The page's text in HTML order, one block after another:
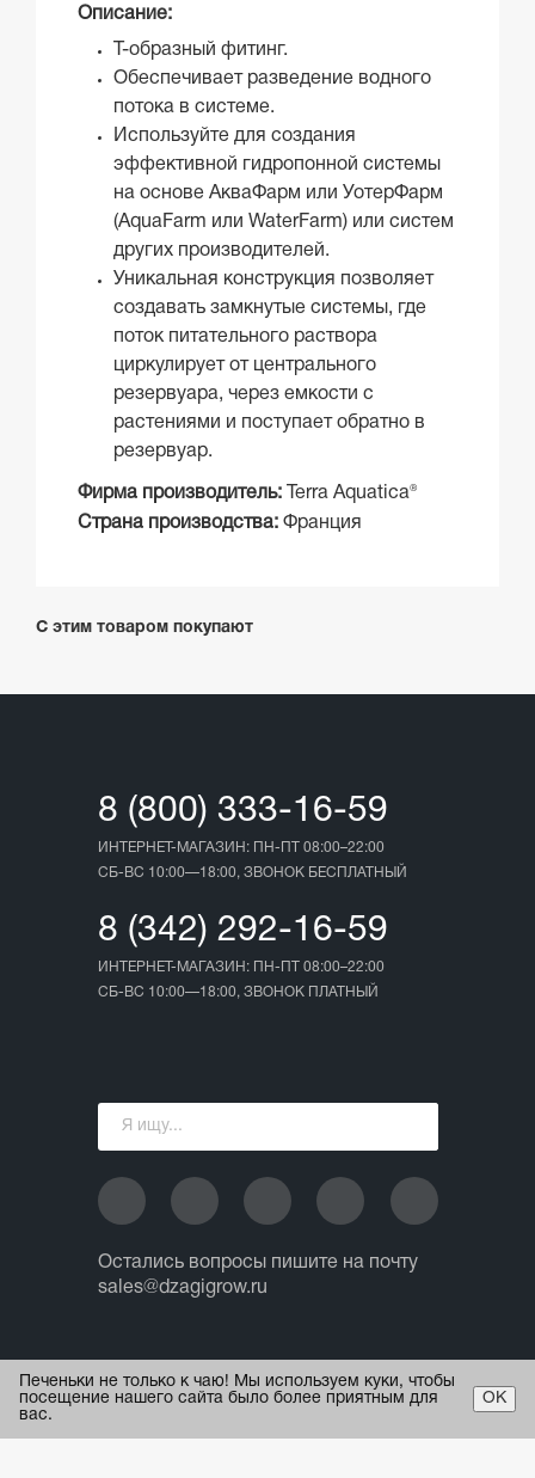
Описание:
Т-образный фитинг.
Обеспечивает разведение водного
потока в системе.
Используйте для создания
эффективной гидропонной системы
на основе АкваФарм или УотерФарм
(AquaFarm или WaterFarm) или систем
других производителей.
Уникальная конструкция позволяет
создавать замкнутые системы, где
поток питательного раствора
циркулирует от центрального
резервуара, через емкости с
растениями и поступает обратно в
резервуар.
Фирма производитель:
Terra Aquatica®
Страна производства: Франция
С этим товаром покупают
8 (800) 333-16-59
ИНТЕРНЕТ-МАГАЗИН: ПН-ПТ 08:00–22:00
СБ-ВС 10:00—18:00, ЗВОНОК БЕСПЛАТНЫЙ
8 (342) 292-16-59
ИНТЕРНЕТ-МАГАЗИН: ПН-ПТ 08:00–22:00
СБ-ВС 10:00—18:00, ЗВОНОК ПЛАТНЫЙ
Остались вопросы пишите на почту
sales@dzagigrow.ru
© 2013 - 2026 ИП Ежов А.А.
Все права защищены.
Печеньки не только к чаю! Мы используем куки, чтобы
посещение нашего сайта было более приятным для
вас.
ОК